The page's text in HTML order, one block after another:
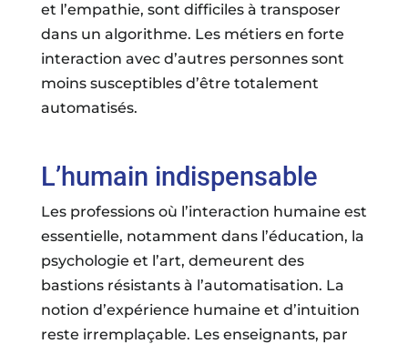
et l’empathie, sont difficiles à transposer
dans un algorithme. Les métiers en forte
interaction avec d’autres personnes sont
moins susceptibles d’être totalement
automatisés.
L’humain indispensable
Les professions où l’interaction humaine est
essentielle, notamment dans l’éducation, la
psychologie et l’art, demeurent des
bastions résistants à l’automatisation. La
notion d’expérience humaine et d’intuition
reste irremplaçable. Les enseignants, par